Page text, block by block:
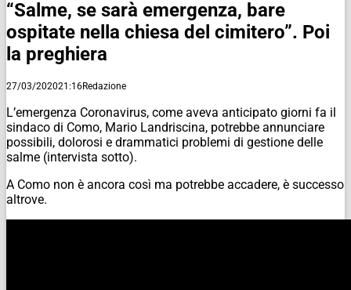
“Salme, se sarà emergenza, bare
ospitate nella chiesa del cimitero”. Poi
la preghiera
27/03/202021:16Redazione
L’emergenza Coronavirus, come aveva anticipato giorni fa il
sindaco di Como, Mario Landriscina, potrebbe annunciare
possibili, dolorosi e drammatici problemi di gestione delle
salme (intervista sotto).
A Como non è ancora così ma potrebbe accadere, è successo
altrove.